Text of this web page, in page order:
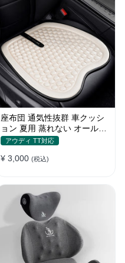
座布団 通気性抜群 車クッシ
ョン 夏用 蒸れない オールシ
ーズン おしゃれ
アウディ TT対応
¥ 3,000 (税込)